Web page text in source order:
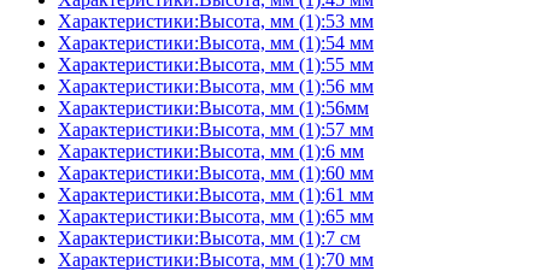
Характеристики:Высота, мм (1):53 мм
Характеристики:Высота, мм (1):54 мм
Характеристики:Высота, мм (1):55 мм
Характеристики:Высота, мм (1):56 мм
Характеристики:Высота, мм (1):56мм
Характеристики:Высота, мм (1):57 мм
Характеристики:Высота, мм (1):6 мм
Характеристики:Высота, мм (1):60 мм
Характеристики:Высота, мм (1):61 мм
Характеристики:Высота, мм (1):65 мм
Характеристики:Высота, мм (1):7 см
Характеристики:Высота, мм (1):70 мм